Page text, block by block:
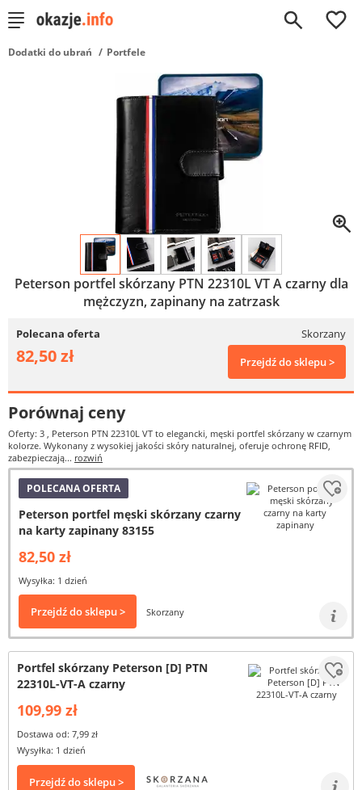
0
Dodatki do ubrań Portfele
Peterson portfel skórzany PTN 22310L VT A czarny dla
mężczyzn, zapinany na zatrzask
Polecana oferta Skorzany
82,50 zł Przejdź do sklepu >
Porównaj ceny
Oferty: 3 , Peterson PTN 22310L VT to elegancki, męski portfel skórzany w czarnym
kolorze. Wykonany z wysokiej jakości skóry naturalnej, oferuje ochronę RFID,
zabezpieczają... rozwiń
POLECANA OFERTA
Peterson portfel męski skórzany czarny
na karty zapinany 83155
82,50 zł
Wysyłka: 1 dzień
Przejdź do sklepu > Skorzany
Portfel skórzany Peterson [D] PTN
22310L-VT-A czarny
109,99 zł
Dostawa od: 7,99 zł
Wysyłka: 1 dzień
Przejdź do sklepu >